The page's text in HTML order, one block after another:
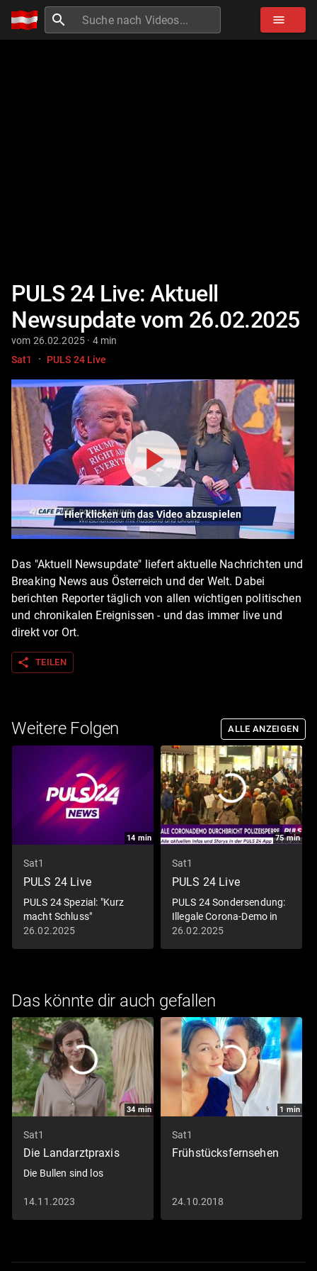
search menu
PULS 24 Live: Aktuell
Newsupdate vom 26.02.2025
vom 26.02.2025 · 4 min
Sat1
· PULS 24 Live
Hier klicken um das Video abzuspielen
Das "Aktuell Newsupdate" liefert aktuelle Nachrichten und
Breaking News aus Österreich und der Welt. Dabei
berichten Reporter täglich von allen wichtigen politischen
und chronikalen Ereignissen - und das immer live und
direkt vor Ort.
share TEILEN
Weitere Folgen ALLE ANZEIGEN
14 min
Sat1
PULS 24 Live
PULS 24 Spezial: "Kurz
macht Schluss"
26.02.2025
75min
Sat1
PULS 24 Live
PULS 24 Sondersendung:
Illegale Corona-Demo in
Wien
26.02.2025
Das könnte dir auch gefallen
34 min
Sat1
Die Landarztpraxis
Die Bullen sind los
14.11.2023
1min
Sat1
Frühstücksfernsehen
24.10.2018